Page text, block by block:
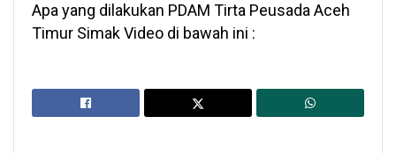
Apa yang dilakukan PDAM Tirta Peusada Aceh
Timur Simak Video di bawah ini :